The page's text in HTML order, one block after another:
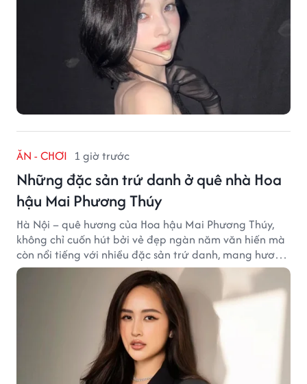
ĂN - CHƠI 1 giờ trước
Những đặc sản trứ danh ở quê nhà Hoa
hậu Mai Phương Thúy
Hà Nội – quê hương của Hoa hậu Mai Phương Thúy,
không chỉ cuốn hút bởi vẻ đẹp ngàn năm văn hiến mà
còn nổi tiếng với nhiều đặc sản trứ danh, mang hương
vị tinh tế và đậm đà bản sắc đất kinh kỳ.